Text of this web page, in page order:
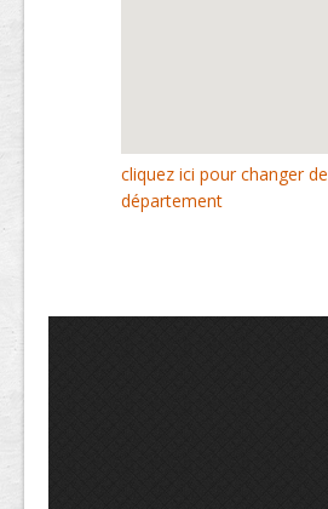
cliquez ici pour changer de
département